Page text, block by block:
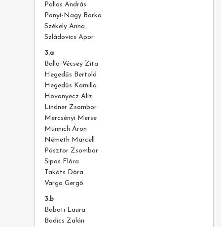
Pallos András
Ponyi-Nagy Borka
Székely Anna
Szládovics Apor
3.a
Balla-Vécsey Zita
Hegedűs Bertold
Hegedűs Kamilla
Hovanyecz Alíz
Lindner Zsombor
Mercsényi Merse
Münnich Áron
Németh Marcell
Pásztor Zsombor
Sipos Flóra
Takáts Dóra
Varga Gergő
3.b
Babati Laura
Badics Zalán